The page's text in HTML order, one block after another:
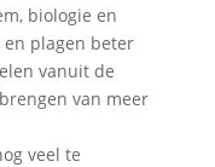
biologie en
en plagen beter
vanuit de
van meer
veel te